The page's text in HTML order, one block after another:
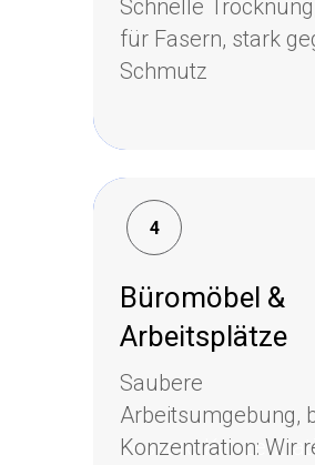
Schnelle
für Fasern, stark
Schmutz
Schnelle
für Fasern, stark
Schmutz
4
4
Büromöbel &
Arbeitsplätze
Büromöbel &
Arbeitsplätze
Saubere
Arbeitsumgebung,
bessere
Saubere
Arbeitsumgebung,
Konzentration: Wir